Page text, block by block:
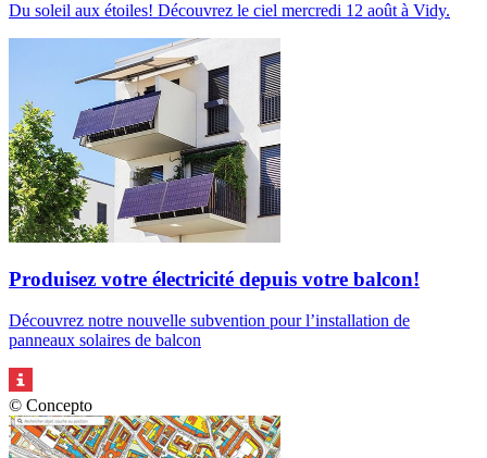
Du soleil aux étoiles! Découvrez le ciel mercredi 12 août à Vidy.
Produisez votre électricité depuis votre balcon!
Découvrez notre nouvelle subvention pour l’installation de
panneaux solaires de balcon
© Concepto